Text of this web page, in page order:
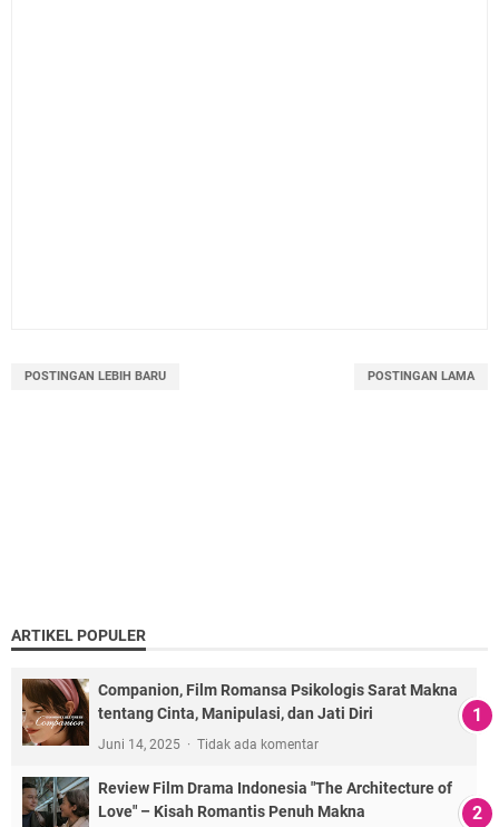
POSTINGAN LEBIH BARU POSTINGAN LAMA
ARTIKEL POPULER
Companion, Film Romansa Psikologis Sarat Makna
tentang Cinta, Manipulasi, dan Jati Diri
Juni 14, 2025 Tidak ada komentar
Review Film Drama Indonesia "The Architecture of
Love" – Kisah Romantis Penuh Makna